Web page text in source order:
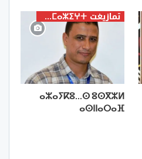
تمازيغت ⵜⴰⵎⴰⵣⵉⵖⵜ
ⴰⵣⴰⵢⴽⵓ…ⵙ ⵓⵙⴳⵣⵍ
ⴰⵙⵏⵏⴰⵔⴰⴼ